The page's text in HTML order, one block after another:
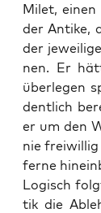
Milet, einen
der Anti­ke,
der
nen. Er
über­le­gen
dent­lich
er um den
nie
fer­ne
Logisch
tik die